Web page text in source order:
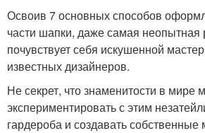
Освоив 7 основных способов
части шапки, даже самая неопытная
почувствует себя искушенной
известных дизайнеров.
Не секрет, что знаменитости в
экспериментировать с этим
гардероба и создавать собственные